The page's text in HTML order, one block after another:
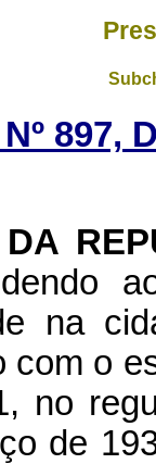
897,
na
com o
no
de